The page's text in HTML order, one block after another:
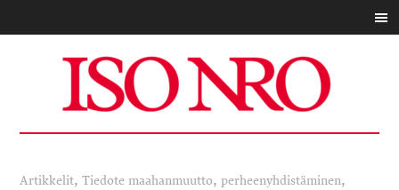
Artikkelit,Tiedote maahanmuutto,perheenyhdistäminen,